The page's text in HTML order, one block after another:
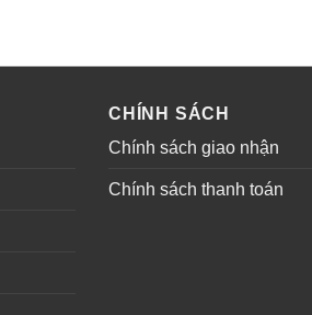
CHÍNH SÁCH
Chính sách giao nhận
Chính sách thanh toán